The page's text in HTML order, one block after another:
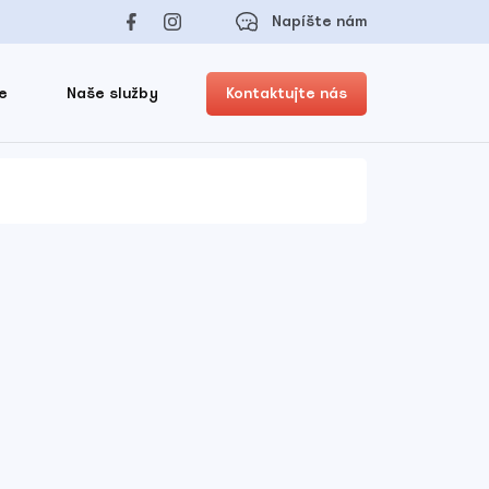
Napíšte nám
Naše služby Kontaktujte nás